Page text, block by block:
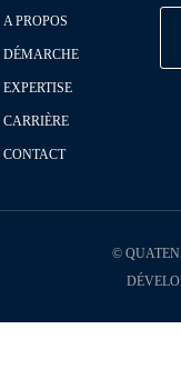
A PROPOS
DÉMARCHE
EXPERTISE
CARRIÈRE
CONTACT
©